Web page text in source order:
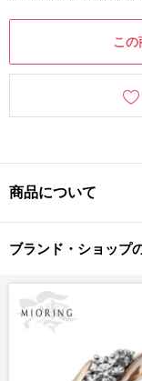
この
商品について
ブランド・ショップ